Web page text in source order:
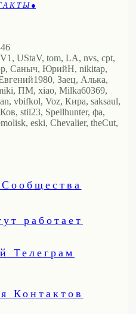
А К Т Ы ●
UStaV, tom, LA, nvs, cpt,
Саныч, ЮрийН, nikitap,
Заец, Алька,
ПМ, xiao, Milka60369,
vbifkol, Voz, Кира, saksaul,
stil23, Spellhunter, фа,
eski, Chevalier, theCut,
работает
Телеграм
Контактов